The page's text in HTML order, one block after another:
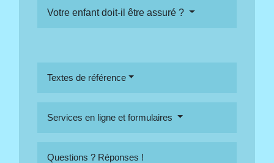
Votre enfant doit-il être assuré ?
Textes de référence
Services en ligne et formulaires
Questions ? Réponses !